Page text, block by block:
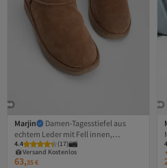
Marjin
Damen-Tagesstiefel aus
echtem Leder mit Fell innen,
Halbstiefel in Mini-Länge, Rolen-Tan-
Wildleder
4.4 (17)
Versand Kostenlos
Gratis Versand
Versand Kostenlos
63,35€